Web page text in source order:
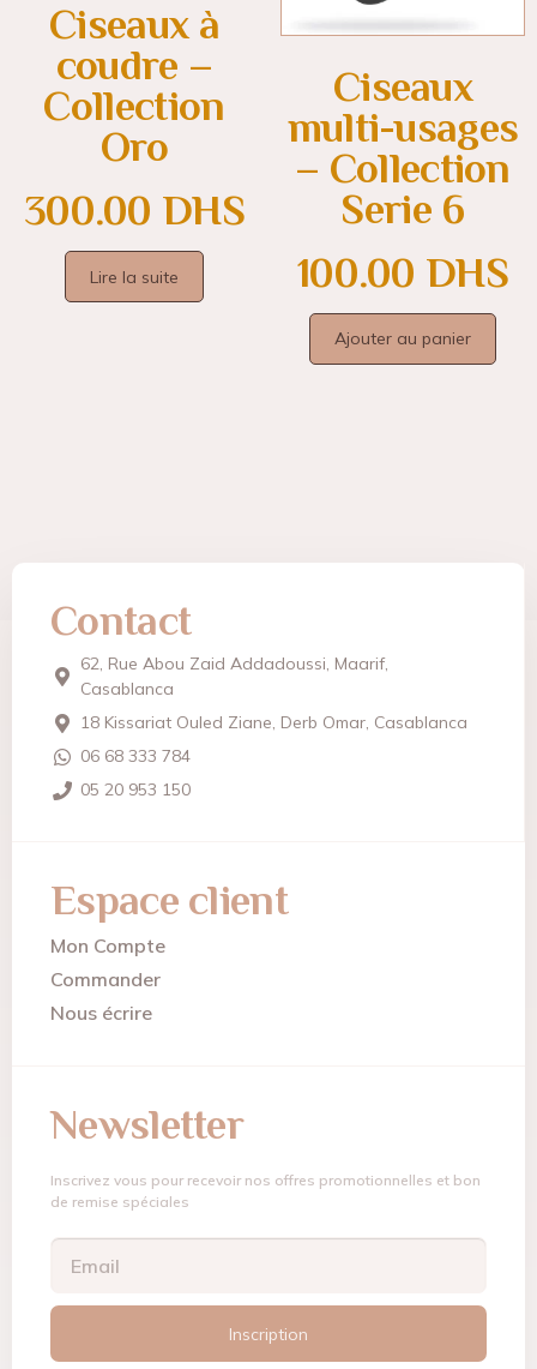
Ciseaux à
coudre –
Collection
Oro
300.00 DHS
Lire la suite
Ciseaux
multi-usages
– Collection
Serie 6
100.00 DHS
Ajouter au panier
Contact
62, Rue Abou Zaid Addadoussi, Maarif,
Casablanca
18 Kissariat Ouled Ziane, Derb Omar, Casablanca
06 68 333 784
05 20 953 150
Espace client
Mon Compte
Commander
Nous écrire
Newsletter
Inscrivez vous pour recevoir nos offres promotionnelles et bon
de remise spéciales
Inscription